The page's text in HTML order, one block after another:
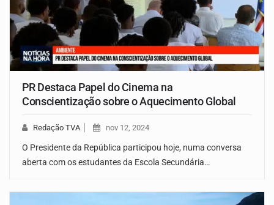
PR Destaca Papel do Cinema na
Conscientização sobre o Aquecimento Global
Redação TVA nov 12, 2024
O Presidente da República participou hoje, numa conversa
aberta com os estudantes da Escola Secundária…